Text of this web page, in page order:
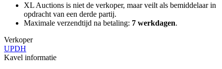
XL Auctions is niet de verkoper, maar veilt als bemiddelaar in
opdracht van een derde partij.
Maximale verzendtijd na betaling: 7 werkdagen.
Verkoper
UPDH
Kavel informatie